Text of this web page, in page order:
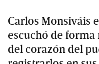
Carlos Monsiváis
escuchó de
del corazón del